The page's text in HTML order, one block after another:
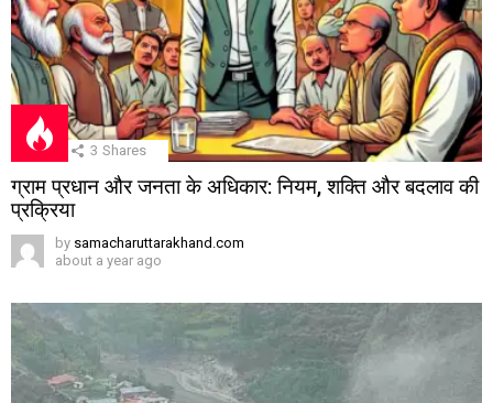
3 Shares
ग्राम प्रधान और जनता के अधिकार: नियम, शक्ति और बदलाव की
प्रक्रिया
by samacharuttarakhand.com
about a year ago